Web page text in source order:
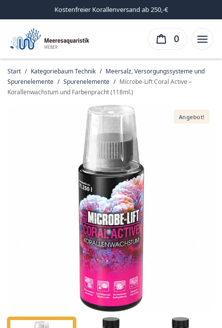
Kostenfreier Korallenversand ab 250,-€
0
Start / Kategoriebaum Technik / Meersalz, Versorgungssysteme und
Spurenelemente / Spurenelemente / Microbe-Lift Coral Active –
Korallenwachstum und Farbenpracht (118ml.)
Angebot!